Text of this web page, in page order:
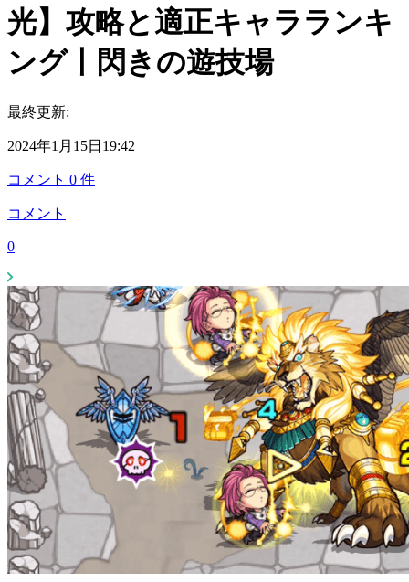
光】攻略と適正キャラランキ
ング丨閃きの遊技場
最終更新:
2024年1月15日19:42
コメント 0 件
コメント
0